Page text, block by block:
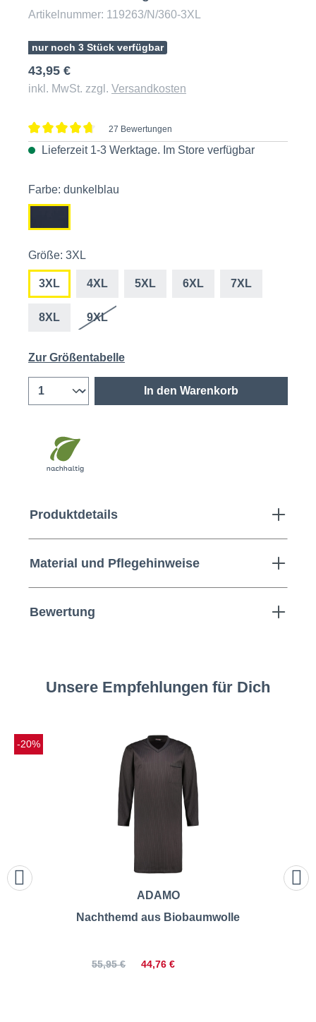
Artikelnummer: 119263/N/360-3XL
nur noch 3 Stück verfügbar
43,95 €
inkl. MwSt. zzgl. Versandkosten
Durchschnittliche Bewertung von 4.8 von 5 Sternen
27 Bewertungen
Lieferzeit 1-3 Werktage. Im Store verfügbar
Farbe: dunkelblau
Größe: 3XL
3XL 4XL 5XL 6XL 7XL
8XL 9XL
Zur Größentabelle
In den Warenkorb
Produktdetails
Material und Pflegehinweise
Bewertung
Unsere Empfehlungen für Dich
ADAMO
Nachthemd aus Biobaumwolle
44,76 €
55,95 €
-20%